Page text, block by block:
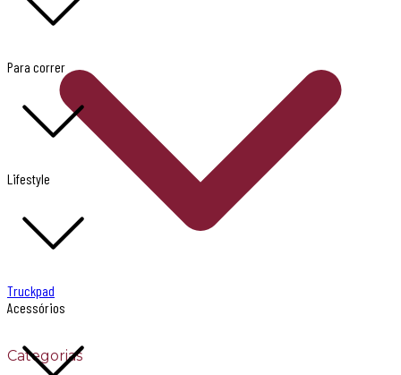
Para correr
Lifestyle
Truckpad
Acessórios
Categorias